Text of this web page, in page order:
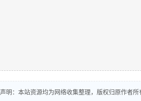
：本站资源均为网络收集整理，版权归原作者所